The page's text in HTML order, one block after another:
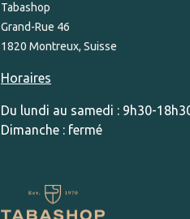
Tabashop
Grand-Rue 46
1820 Montreux, Suisse
Horaires
Du lundi au samedi : 9h30-
Dimanche : fermé